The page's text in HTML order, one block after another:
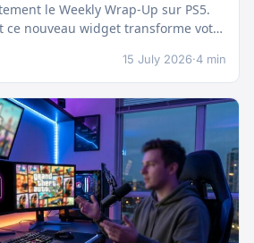
le Weekly Wrap-Up sur PS5.
ce nouveau widget transforme votre
votre suivi…
15 July 2026·4 min